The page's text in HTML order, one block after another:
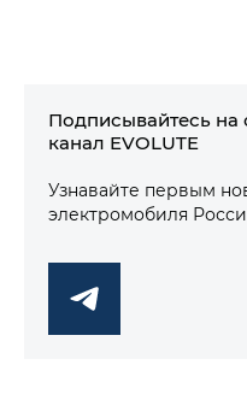
Подписывайтесь
канал EVOLUTE
Узнавайте первым
электромобиля